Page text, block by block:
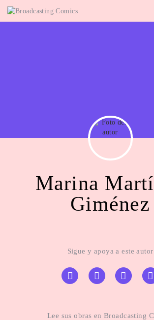
Marina
Giménez
Sigue y apoya a este autor
Lee sus obras en Broadcasting